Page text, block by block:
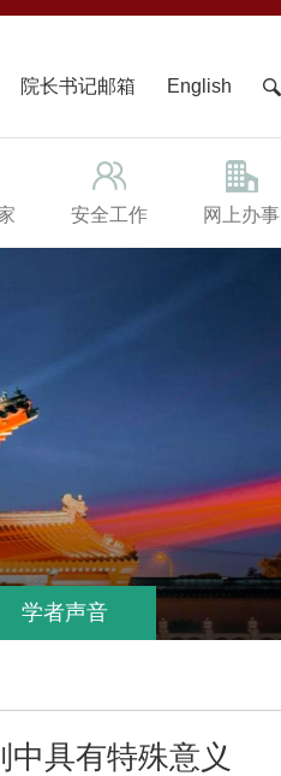
院长书记邮箱 English
安全工作 网上办事
学者声音
中具有特殊意义